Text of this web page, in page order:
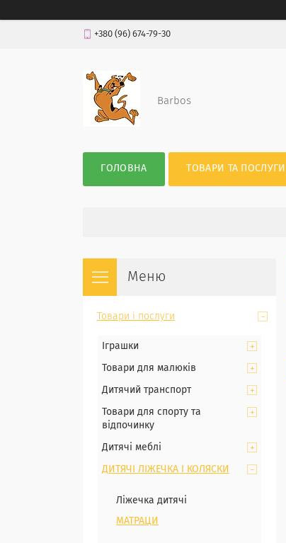
+380 (96) 674-79-30
Barbos
ГОЛОВНА ТОВАРИ ТА ПОСЛУГИ
Товари і послуги
Іграшки
Товари для малюків
Дитячий транспорт
Товари для спорту та
відпочинку
Дитячі меблі
ДИТЯЧІ ЛІЖЕЧКА І КОЛЯСКИ
Ліжечка дитячі
МАТРАЦИ